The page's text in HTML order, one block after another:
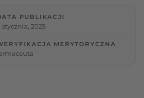
PUBLIKACJI
stycznia, 2025
MERYTORYCZNA